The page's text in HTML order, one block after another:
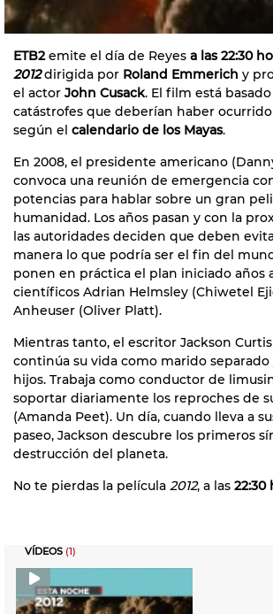
ETB2emite el día de Reyes a las 22:30
2012dirigida por Roland Emmerich y
el actor John Cusack. El film está
catástrofes que deberían haber ocurrido
según el calendario de los Mayas.
En 2008, el presidente americano
convoca una reunión de emergencia
potencias para hablar sobre un gran
humanidad. Los años pasan y con la
las autoridades deciden que deben
manera lo que podría ser el fin del
ponen en práctica el plan iniciado años
científicos Adrian Helmsley (Chiwetel
Anheuser (Oliver Platt).
Mientras tanto, el escritor Jackson
continúa su vida como marido
hijos. Trabaja como conductor de
soportar diariamente los reproches de
(Amanda Peet). Un día, cuando lleva a
paseo, Jackson descubre los primeros
destrucción del planeta.
No te pierdas la película 2012, a las 22:30
VÍDEOS (1)